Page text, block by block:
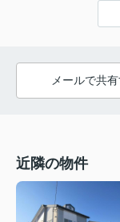
メールで共
近隣の物件